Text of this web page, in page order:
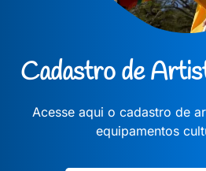
Cadastro de
Acesse aqui o cadastro de
equipamentos